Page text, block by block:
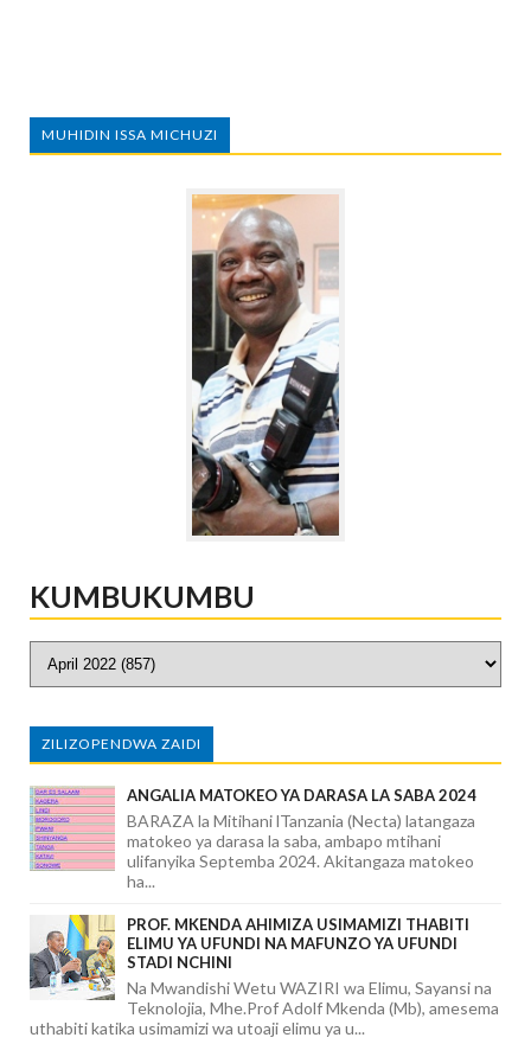
MUHIDIN ISSA MICHUZI
KUMBUKUMBU
ZILIZOPENDWA ZAIDI
ANGALIA MATOKEO YA DARASA LA SABA 2024
BARAZA la Mitihani lTanzania (Necta) latangaza
matokeo ya darasa la saba, ambapo mtihani
ulifanyika Septemba 2024. Akitangaza matokeo
ha...
PROF. MKENDA AHIMIZA USIMAMIZI THABITI
ELIMU YA UFUNDI NA MAFUNZO YA UFUNDI
STADI NCHINI
Na Mwandishi Wetu WAZIRI wa Elimu, Sayansi na
Teknolojia, Mhe.Prof Adolf Mkenda (Mb), amesema
uthabiti katika usimamizi wa utoaji elimu ya u...